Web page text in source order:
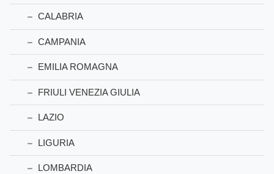
CALABRIA
CAMPANIA
EMILIA ROMAGNA
FRIULI VENEZIA GIULIA
LAZIO
LIGURIA
LOMBARDIA